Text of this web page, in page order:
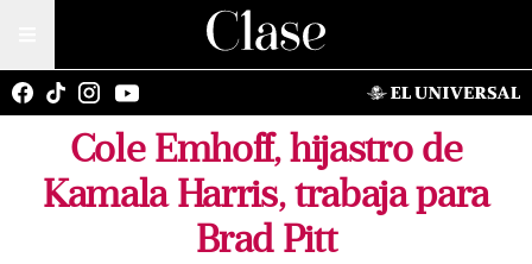
Cole Emhoff, hijastro de
Kamala Harris, trabaja para
Brad Pitt